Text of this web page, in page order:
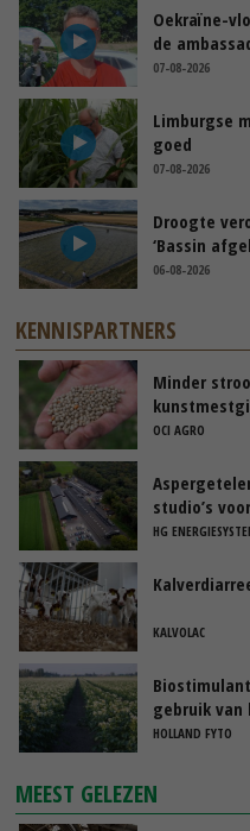
Oekraïne-
de
07-08-2026
Limburgse
goed
07-08-2026
Droogte
‘Bassin
06-08-2026
KENNISPARTNERS
Minder
OCI AGRO
studio’s
HG
KALVOLAC
gebruik
HOLLAND FYTO
MEEST GELEZEN